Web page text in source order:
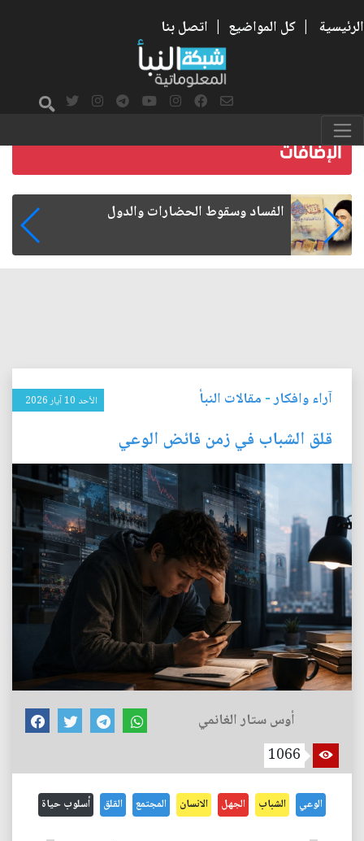
الرئيسية | كل المواضيع | اتصل بنا
رواتب الموظفين على صفيح ساخن
آراء وافكار- مقالات النبأ الأحد 10 آيار 2026
قلق الشباب في زمن فائض الوعي
أوس ستار الغانمي
1066
الوعي الشباب الجهل الانسان المجتمع القلق أسلوب حياة